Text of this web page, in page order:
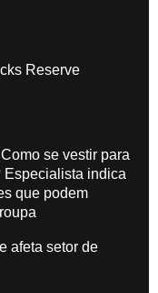
Reserve
se vestir para
Especialista indica
que podem
afeta setor de